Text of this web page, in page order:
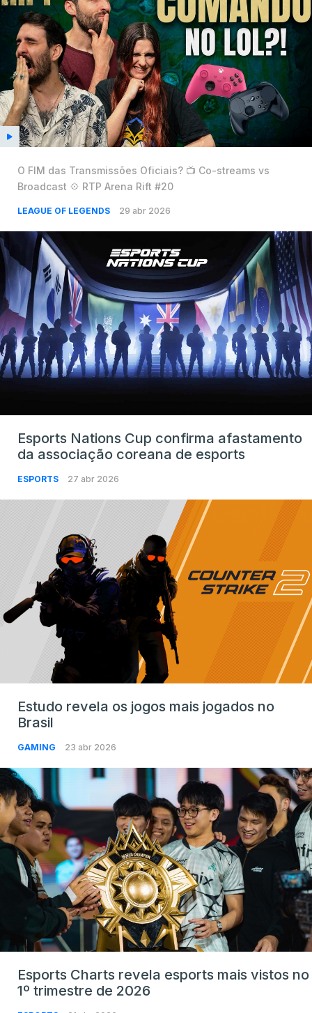
O FIM das Transmissões Oficiais? 📺 Co-streams vs
Broadcast 💠 RTP Arena Rift #20
LEAGUE OF LEGENDS 29 abr 2026
Esports Nations Cup confirma afastamento
da associação coreana de esports
ESPORTS 27 abr 2026
Estudo revela os jogos mais jogados no
Brasil
GAMING 23 abr 2026
Esports Charts revela esports mais vistos no
1º trimestre de 2026